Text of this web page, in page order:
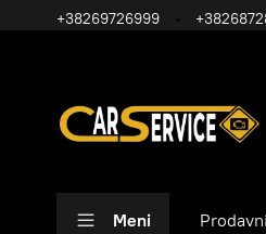
+38269726999
Meni